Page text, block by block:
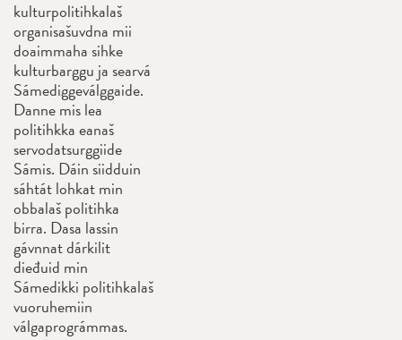
kulturpolitihkalaš
organisašuvdna mii
doaimmaha sihke
kulturbarggu ja searvá
Sámediggeválggaide.
Danne mis lea
politihkka eanaš
servodatsurggiide
Sámis. Dáin siidduin
sáhtát lohkat min
obbalaš politihka
birra. Dasa lassin
gávnnat dárkilit
dieđuid min
Sámedikki politihkalaš
vuoruhemiin
válgaprográmmas.